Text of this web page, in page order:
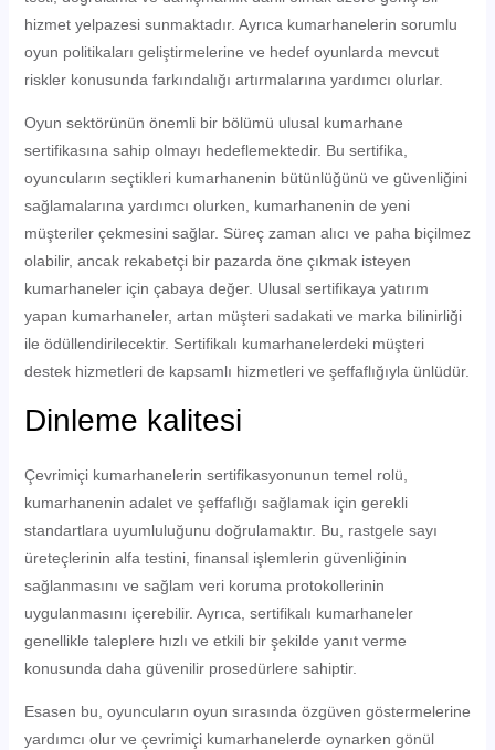
hizmet yelpazesi sunmaktadır. Ayrıca kumarhanelerin sorumlu
oyun politikaları geliştirmelerine ve hedef oyunlarda mevcut
riskler konusunda farkındalığı artırmalarına yardımcı olurlar.
Oyun sektörünün önemli bir bölümü ulusal kumarhane
sertifikasına sahip olmayı hedeflemektedir. Bu sertifika,
oyuncuların seçtikleri kumarhanenin bütünlüğünü ve güvenliğini
sağlamalarına yardımcı olurken, kumarhanenin de yeni
müşteriler çekmesini sağlar. Süreç zaman alıcı ve paha biçilmez
olabilir, ancak rekabetçi bir pazarda öne çıkmak isteyen
kumarhaneler için çabaya değer. Ulusal sertifikaya yatırım
yapan kumarhaneler, artan müşteri sadakati ve marka bilinirliği
ile ödüllendirilecektir. Sertifikalı kumarhanelerdeki müşteri
destek hizmetleri de kapsamlı hizmetleri ve şeffaflığıyla ünlüdür.
Dinleme kalitesi
Çevrimiçi kumarhanelerin sertifikasyonunun temel rolü,
kumarhanenin adalet ve şeffaflığı sağlamak için gerekli
standartlara uyumluluğunu doğrulamaktır. Bu, rastgele sayı
üreteçlerinin alfa testini, finansal işlemlerin güvenliğinin
sağlanmasını ve sağlam veri koruma protokollerinin
uygulanmasını içerebilir. Ayrıca, sertifikalı kumarhaneler
genellikle taleplere hızlı ve etkili bir şekilde yanıt verme
konusunda daha güvenilir prosedürlere sahiptir.
Esasen bu, oyuncuların oyun sırasında özgüven göstermelerine
yardımcı olur ve çevrimiçi kumarhanelerde oynarken gönül